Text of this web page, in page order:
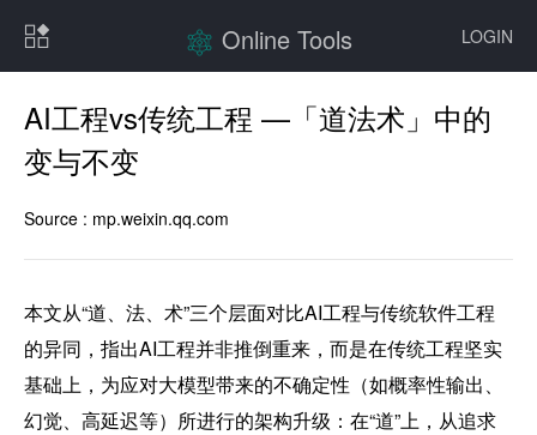
LOGIN
Online Tools
AI工程vs传统工程 —「道法术」中的
变与不变
Source : mp.weixin.qq.com
本文从“道、法、术”三个层面对比AI工程与传统软件工程
的异同，指出AI工程并非推倒重来，而是在传统工程坚实
基础上，为应对大模型带来的不确定性（如概率性输出、
幻觉、高延迟等）所进行的架构升级：在“道”上，从追求